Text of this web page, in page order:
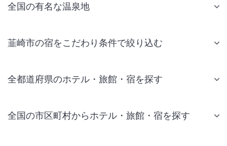
全国の有名な温泉地
韮崎市の宿をこだわり条件で絞り込む
全都道府県のホテル・旅館・宿を探す
全国の市区町村からホテル・旅館・宿を探す